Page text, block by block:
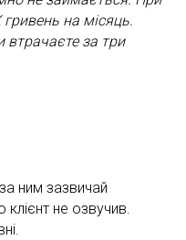
на місяць.
за три
ним зазвичай
не озвучив.